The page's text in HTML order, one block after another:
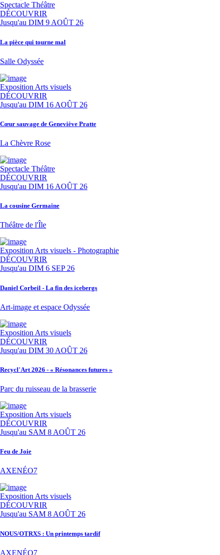
Spectacle Théâtre
DÉCOUVRIR
Jusqu'au DIM 9 AOÛT 26
La pièce qui tourne mal
Salle Odyssée
Exposition Arts visuels
DÉCOUVRIR
Jusqu'au DIM 16 AOÛT 26
Cœur sauvage de Geneviève Pratte
La Chèvre Rose
Spectacle Théâtre
DÉCOUVRIR
Jusqu'au DIM 16 AOÛT 26
La cousine Germaine
Théâtre de l'Île
Exposition Arts visuels - Photographie
DÉCOUVRIR
Jusqu'au DIM 6 SEP 26
Daniel Corbeil - La fin des icebergs
Art-image et espace Odyssée
Exposition Arts visuels
DÉCOUVRIR
Jusqu'au DIM 30 AOÛT 26
Recycl'Art 2026 - « Résonances futures »
Parc du ruisseau de la brasserie
Exposition Arts visuels
DÉCOUVRIR
Jusqu'au SAM 8 AOÛT 26
Feu de Joie
AXENÉO7
ExpositionArts visuels
DÉCOUVRIR
Jusqu'au SAM 8 AOÛT 26
NOUS/OTRXS : Un printemps tardif
AXENÉO7